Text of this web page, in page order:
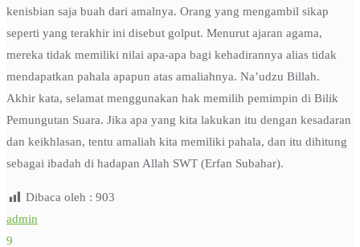
kenisbian saja buah dari amalnya. Orang yang mengambil sikap
seperti yang terakhir ini disebut golput. Menurut ajaran agama,
mereka tidak memiliki nilai apa-apa bagi kehadirannya alias tidak
mendapatkan pahala apapun atas amaliahnya. Na’udzu Billah.
Akhir kata, selamat menggunakan hak memilih pemimpin di Bilik
Pemungutan Suara. Jika apa yang kita lakukan itu dengan kesadaran
dan keikhlasan, tentu amaliah kita memiliki pahala, dan itu dihitung
sebagai ibadah di hadapan Allah SWT (Erfan Subahar).
Dibaca oleh : 903
admin
9